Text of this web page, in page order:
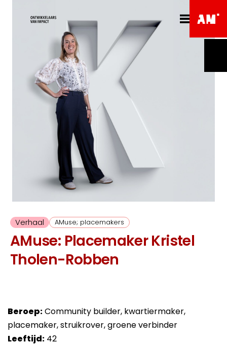
Verhaal AMuse; placemakers
AMuse: Placemaker Kristel
Tholen-Robben
Beroep:Community builder, kwartiermaker,
placemaker, struikrover, groene verbinder
Leeftijd: 42